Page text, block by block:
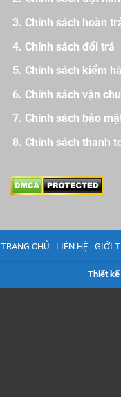
Chính sách hoàn
Chính sách đổi trả
Chính sách kiểm
Chính sách vận
Chính sách bảo
Chính sách thanh
TRANG CHỦ LIÊN HỆ GIỚI
Thiết kế